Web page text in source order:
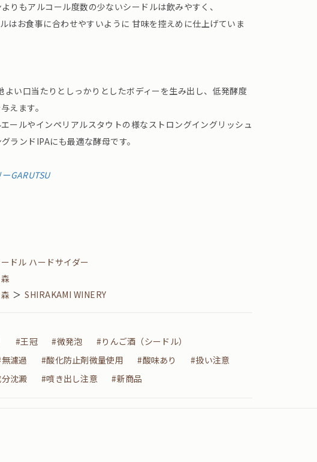
りもアルコール度数の少ないシードルは飲みやすく、
はお食事に合わせやすいように 甘味を控えめに仕上げていま
よい口当たりとしっかりとしたボディーを生み出し、低発酵度
えます。
ールやインペリアルスタウトの様なストロングイングリッシュ
ランドIPAにも最適な酵母です。
GARUTSU
ドル ハードサイダー
＞ SHIRAKAMI WINERY
#王冠 #微発泡
#りんご酒（シードル）
濾過 #酸化防止剤微量使用 #酸味あり
#扱い注意
沈澱 #噴き出し注意 #新商品